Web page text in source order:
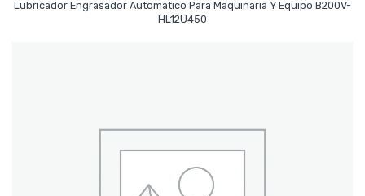
Lubricador Engrasador Automático Para Maquinaria Y Equipo B200V-
HL12U450
Leer Más